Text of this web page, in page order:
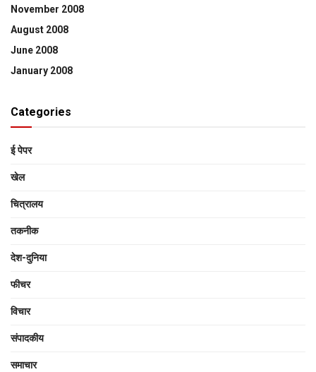
November 2008
August 2008
June 2008
January 2008
Categories
ई पेपर
खेल
चित्रालय
तकनीक
देश-दुनिया
फीचर
विचार
संपादकीय
समाचार